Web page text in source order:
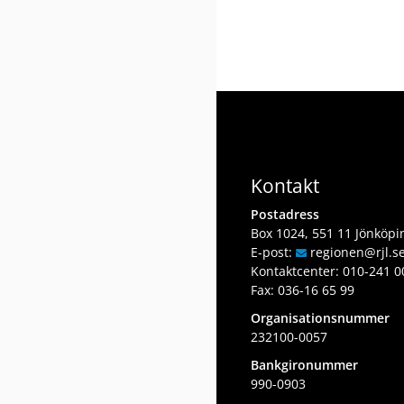
Kontakt
Postadress
Box 1024, 551 11
E-post:
regionen@rjl
Kontaktcenter: 010-241
Fax: 036-16 65 99
Organisationsnummer
232100-0057
Bankgironummer
990-0903